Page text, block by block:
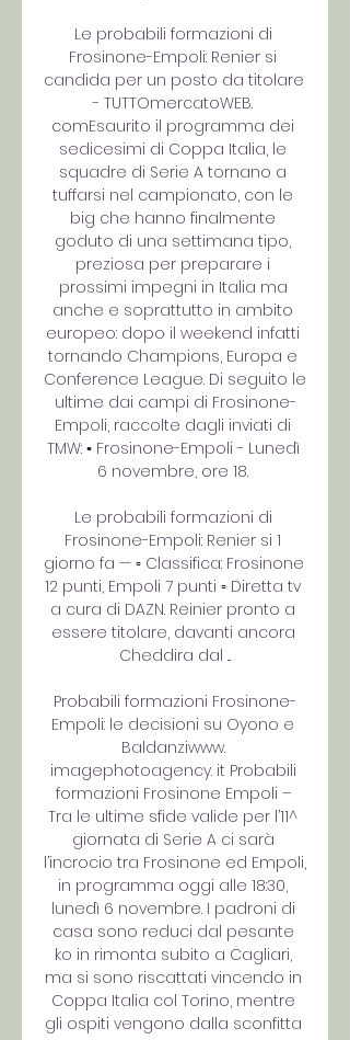
Le probabili formazioni di
Frosinone-Empoli: Renier si
candida per un posto da titolare
- TUTTOmercatoWEB.
comEsaurito il programma dei
sedicesimi di Coppa Italia, le
squadre di Serie A tornano a
tuffarsi nel campionato, con le
big che hanno finalmente
goduto di una settimana tipo,
preziosa per preparare i
prossimi impegni in Italia ma
anche e soprattutto in ambito
europeo: dopo il weekend infatti
tornando Champions, Europa e
Conference League. Di seguito le
ultime dai campi di Frosinone-
Empoli, raccolte dagli inviati di
TMW: ▪ Frosinone-Empoli - Lunedì
6 novembre, ore 18.
Le probabili formazioni di
Frosinone-Empoli: Renier si 1
giorno fa — ▫ Classifica: Frosinone
12 punti, Empoli 7 punti ▫ Diretta tv
a cura di DAZN. Reinier pronto a
essere titolare, davanti ancora
Cheddira dal ...
Probabili formazioni Frosinone-
Empoli: le decisioni su Oyono e
Baldanziwww.
imagephotoagency. it Probabili
formazioni Frosinone Empoli –
Tra le ultime sfide valide per l’11^
giornata di Serie A ci sarà
l’incrocio tra Frosinone ed Empoli,
in programma oggi alle 18:30,
lunedì 6 novembre. I padroni di
casa sono reduci dal pesante
ko in rimonta subito a Cagliari,
ma si sono riscattati vincendo in
Coppa Italia col Torino, mentre
gli ospiti vengono dalla sconfitta